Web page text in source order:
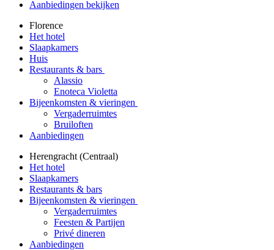
Aanbiedingen bekijken
Florence
Het hotel
Slaapkamers
Huis
Restaurants & bars
Alassio
Enoteca Violetta
Bijeenkomsten & vieringen
Vergaderruimtes
Bruiloften
Aanbiedingen
Herengracht (Centraal)
Het hotel
Slaapkamers
Restaurants & bars
Bijeenkomsten & vieringen
Vergaderruimtes
Feesten & Partijen
Privé dineren
Aanbiedingen